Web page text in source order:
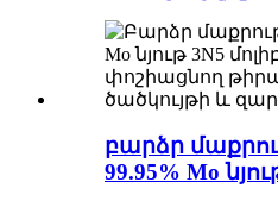
բարձր
99.95% Mo